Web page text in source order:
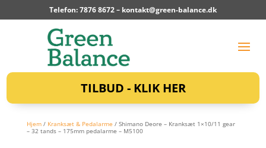
Telefon: 7876 8672 – kontakt@green-balance.dk
TILBUD - KLIK HER
Hjem/ Kranksæt & Pedalarme / Shimano Deore – Kranksæt 1×10/11 gear
– 32 tands – 175mm pedalarme – M5100